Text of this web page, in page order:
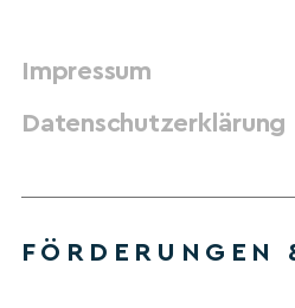
Impressum
Datenschutzerklärung
FÖRDERUNGEN